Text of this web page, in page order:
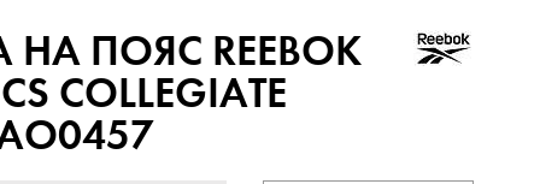
ПОЯС REEBOK
COLLEGIATE